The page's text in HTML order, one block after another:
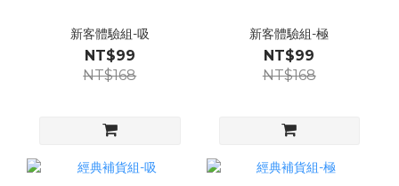
新客體驗組-吸
NT$99
NT$168
新客體驗組-極
NT$99
NT$168